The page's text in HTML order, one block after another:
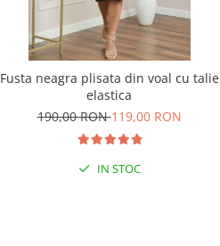
Fusta neagra plisata din voal cu talie
elastica
190,00 RON119,00 RON
IN STOC